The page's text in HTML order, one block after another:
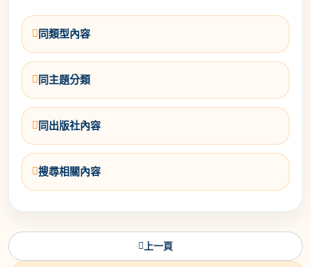
同類型內容
同主題分類
同出版社內容
搜尋相關內容
上一頁